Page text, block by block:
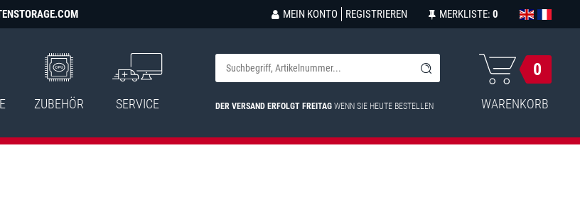
MEIN KONTO REGISTRIEREN MERKLISTE: 0
ZUBEHÖR SERVICE DER VERSAND ERFOLGT FREITAG WENN SIE HEUTE BESTELLEN
0
WARENKORB